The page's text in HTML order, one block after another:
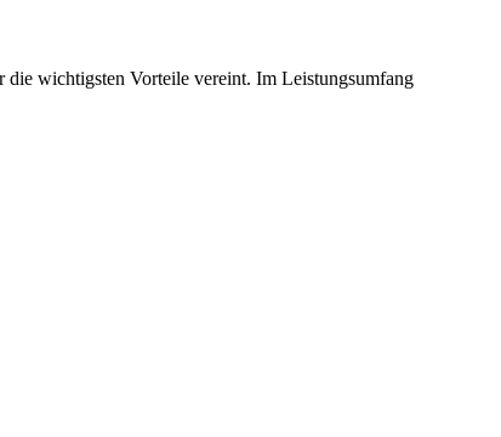
die wichtigsten Vorteile vereint. Im Leistungsumfang